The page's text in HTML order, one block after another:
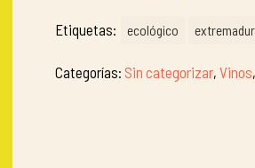
Bodega
Prelvm
Etiquetas: ecológico
Categorías: Sin categorizar, Vinos,